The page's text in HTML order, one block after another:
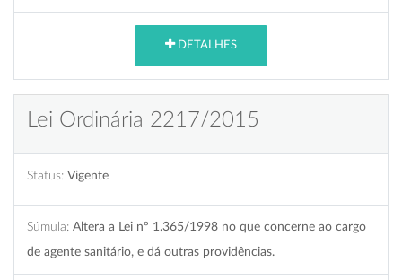
DETALHES
Lei Ordinária 2217/2015
Status: Vigente
Súmula: Altera a Lei nº 1.365/1998 no que concerne ao cargo
de agente sanitário, e dá outras providências.